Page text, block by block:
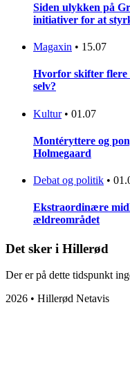
Siden ulykken på
initiativer for at
Magaxin • 15.07
Hvorfor skifter flere
selv?
Kultur • 01.07
Montéryttere og
Holmegaard
Debat og politik •
Ekstraordinære
ældreområdet
Det sker i Hillerød
Der er på dette tidspunkt
2026 • Hillerød Netavis